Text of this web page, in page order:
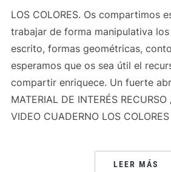
LOS COLORES. Os compartimos
trabajar de forma manipulativa
escrito, formas geométricas,
esperamos que os sea útil el
compartir enriquece. Un fuerte
MATERIAL DE INTERÉS
VIDEO CUADERNO LOS
LEER MÁS